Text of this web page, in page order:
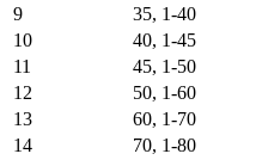
9
35, 1-40
10
40, 1-45
11
45, 1-50
12
50, 1-60
13
60, 1-70
14
70, 1-80